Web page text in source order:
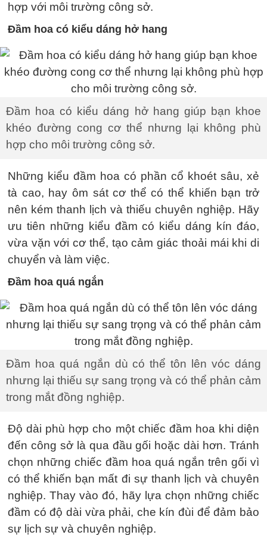
hợp với môi trường công sở.
Đầm hoa có kiểu dáng hở hang
Đầm hoa có kiểu dáng hở hang giúp bạn khoe
khéo đường cong cơ thể nhưng lại không phù
hợp cho môi trường công sở.
Những kiểu đầm hoa có phần cổ khoét sâu, xẻ
tà cao, hay ôm sát cơ thể có thể khiến bạn trở
nên kém thanh lịch và thiếu chuyên nghiệp. Hãy
ưu tiên những kiểu đầm có kiểu dáng kín đáo,
vừa vặn với cơ thể, tạo cảm giác thoải mái khi di
chuyển và làm việc.
Đầm hoa quá ngắn
Đầm hoa quá ngắn dù có thể tôn lên vóc dáng
nhưng lại thiếu sự sang trọng và có thể phản cảm
trong mắt đồng nghiệp.
Độ dài phù hợp cho một chiếc đầm hoa khi diện
đến công sở là qua đầu gối hoặc dài hơn. Tránh
chọn những chiếc đầm hoa quá ngắn trên gối vì
có thể khiến bạn mất đi sự thanh lịch và chuyên
nghiệp. Thay vào đó, hãy lựa chọn những chiếc
đầm có độ dài vừa phải, che kín đùi để đảm bảo
sự lịch sự và chuyên nghiệp.